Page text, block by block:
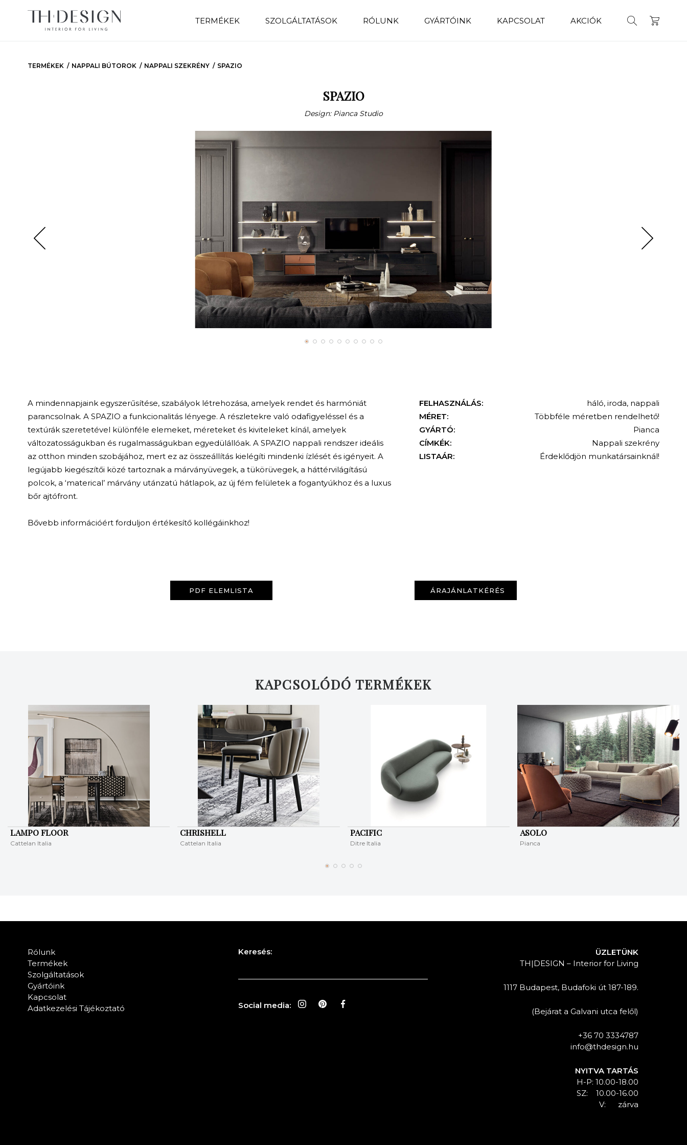
TERMÉKEK SZOLGÁLTATÁSOK RÓLUNK GYÁRTÓINK KAPCSOLAT AKCIÓK
TERMÉKEK NAPPALI BÚTOROK NAPPALI SZEKRÉNY SPAZIO
SPAZIO
Design: Pianca Studio
A mindennapjaink egyszerűsítése, szabályok létrehozása, amelyek rendet és harmóniát
parancsolnak. A SPAZIO a funkcionalitás lényege. A részletekre való odafigyeléssel és a
textúrák szeretetével különféle elemeket, méreteket és kiviteleket kínál, amelyek
változatosságukban és rugalmasságukban egyedülállóak. A SPAZIO nappali rendszer ideális
az otthon minden szobájához, mert ez az összeállítás kielégíti mindenki ízlését és igényeit. A
legújabb kiegészítői közé tartoznak a márványüvegek, a tükörüvegek, a háttérvilágítású
polcok, a ‘materical’ márvány utánzatú hátlapok, az új fém felületek a fogantyúkhoz és a luxus
bőr ajtófront.
Bővebb információért forduljon értékesítő kollégáinkhoz!
FELHASZNÁLÁS: háló,iroda, nappali
MÉRET:
Többféle méretben rendelhető!
GYÁRTÓ:
Pianca
CÍMKÉK:
Nappali szekrény
LISTAÁR:
Érdeklődjön munkatársainknál!
PDF ELEMLISTA ÁRAJÁNLATKÉRÉS
KAPCSOLÓDÓ TERMÉKEK
LAMPO FLOOR
Cattelan Italia
CHRISHELL
Cattelan Italia
PACIFIC
Ditre Italia
ASOLO
Pianca
Rólunk
Termékek
Szolgáltatások
Gyártóink
Kapcsolat
Adatkezelési Tájékoztató
Keresés:
Social media:
ÜZLETÜNK
TH|DESIGN – Interior for Living
1117 Budapest, Budafoki út 187-189.
(Bejárat a Galvani utca felől)
+36 70 3334787
info@thdesign.hu
NYITVA TARTÁS
H-P: 10.00-18.00
SZ: 10.00-16.00
V: zárva